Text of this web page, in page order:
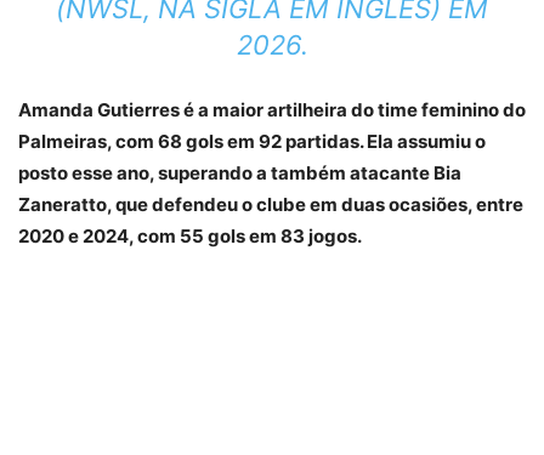
(NWSL, NA SIGLA EM INGLÊS) EM
2026.
Amanda Gutierres é a maior artilheira do time feminino do
Palmeiras, com 68 gols em 92 partidas. Ela assumiu o
posto esse ano, superando a também atacante Bia
Zaneratto, que defendeu o clube em duas ocasiões, entre
2020 e 2024, com 55 gols em 83 jogos.